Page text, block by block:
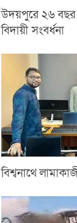
উদয়পুরে ২৬ বছর
বিদায়ী সংবর্ধনা
বিশ্বনাথে